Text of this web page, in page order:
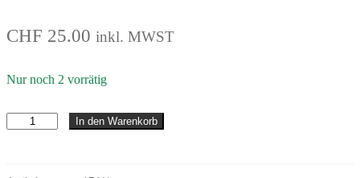
CHF 25.00 inkl. MWST
Nur noch 2 vorrätig
fliegende
In den Warenkorb